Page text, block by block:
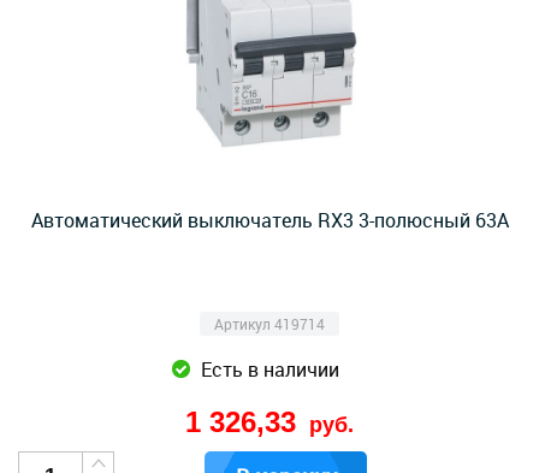
Автоматический выключатель RX3 3-полюсный 63А
Артикул 419714
Есть в наличии
1 326,33 руб.